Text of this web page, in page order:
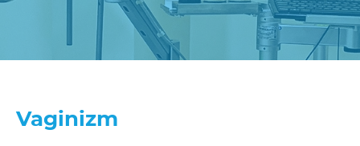
Vaginizm